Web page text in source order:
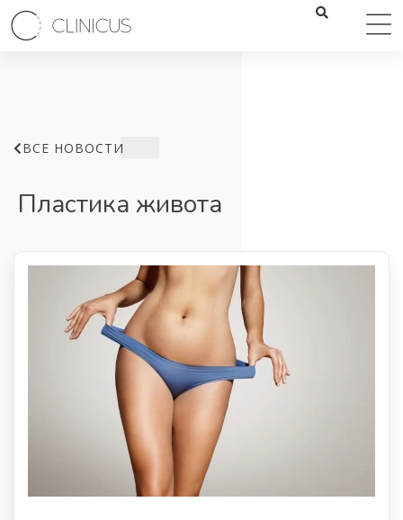
ВСЕ НОВОСТИ
Пластика живота